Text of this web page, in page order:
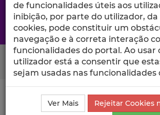
A excelência da investigação e ciência
Search Button
Ciência_Iscte Comunicações
da Comunicação
de funcionalidades úteis aos
inibição, por parte do utilizador, da
cookies, pode constituir um
navegação e à correta interação
funcionalidades do portal. Ao usar
utilizador está a consentir que
sejam usadas nas funcionalidades
Ver Mais
Rejeitar Cookies